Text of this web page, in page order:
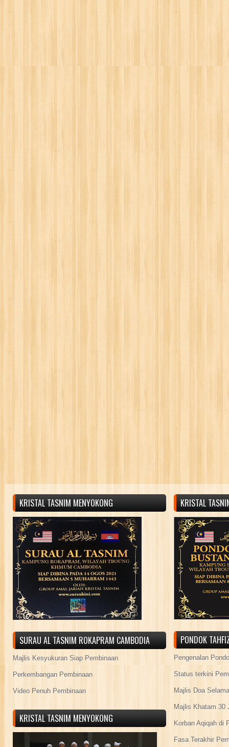
KRISTAL TASNIM MENYOKONG
SURAU AL TASNIM ROKAPRAM CAMBODIA
Majlis Kesyukuran Siap Pembinaan
Perkembangan Pembinaan
Video Penuh Pembinaan
KRISTAL TASNIM MENYOKONG
KRISTAL
PONDOK
Pengenalan
Status terkini
Majlis Doa
Majlis Khatam 30
Korban Aqiqah di
Fasa Terakhir